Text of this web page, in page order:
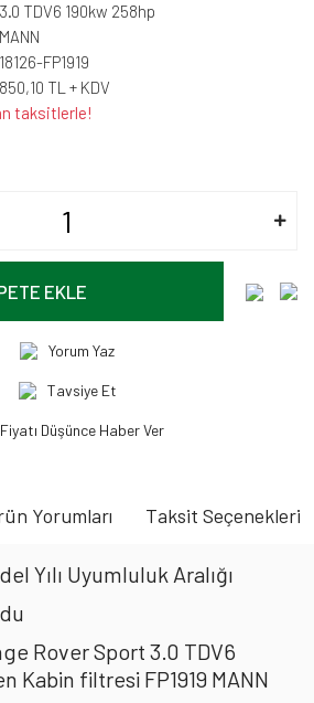
3.0 TDV6 190kw 258hp
MANN
18126-FP1919
850,10 TL + KDV
taksitlerle!
EKLE
Yorum Yaz
Tavsiye Et
Fiyatı Düşünce Haber Ver
Yorumları Taksit Seçenekleri
Yılı Uyumluluk Aralığı
Rover Sport 3.0 TDV6
Kabin filtresi FP1919 MANN